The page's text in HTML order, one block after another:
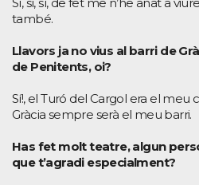
també.
Llavors ja no vius al barri de
de Penitents, oi?
Sí!, el Turó del Cargol era el meu
Gràcia sempre serà el meu barri.
Has fet molt teatre, algun
que t’agradi especialment?